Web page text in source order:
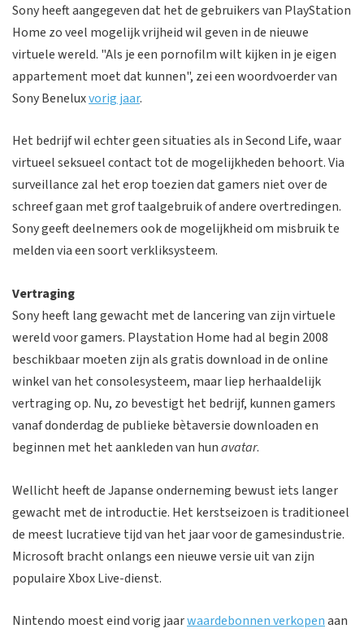
Sony heeft aangegeven dat het de gebruikers van PlayStation
Home zo veel mogelijk vrijheid wil geven in de nieuwe
virtuele wereld. "Als je een pornofilm wilt kijken in je eigen
appartement moet dat kunnen", zei een woordvoerder van
Sony Beneluxvorig jaar.
Het bedrijf wil echter geen situaties als in Second Life, waar
virtueel seksueel contact tot de mogelijkheden behoort. Via
surveillance zal het erop toezien dat gamers niet over de
schreef gaan met grof taalgebruik of andere overtredingen.
Sony geeft deelnemers ook de mogelijkheid om misbruik te
melden via een soort verkliksysteem.
Vertraging
Sony heeft lang gewacht met de lancering van zijn virtuele
wereld voor gamers. Playstation Home had al begin 2008
beschikbaar moeten zijn als gratis download in de online
winkel van het consolesysteem, maar liep herhaaldelijk
vertraging op. Nu, zo bevestigt het bedrijf, kunnen gamers
vanaf donderdag de publieke bètaversie downloaden en
beginnen met het aankleden van hunavatar.
Wellicht heeft de Japanse onderneming bewust iets langer
gewacht met de introductie. Het kerstseizoen is traditioneel
de meest lucratieve tijd van het jaar voor de gamesindustrie.
Microsoft bracht onlangs een nieuwe versie uit van zijn
populaire Xbox Live-dienst.
Nintendo moest eind vorig jaarwaardebonnen verkopenaan